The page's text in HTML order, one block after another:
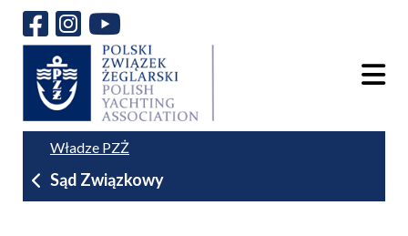
Władze PZŻ
Sąd Związkowy